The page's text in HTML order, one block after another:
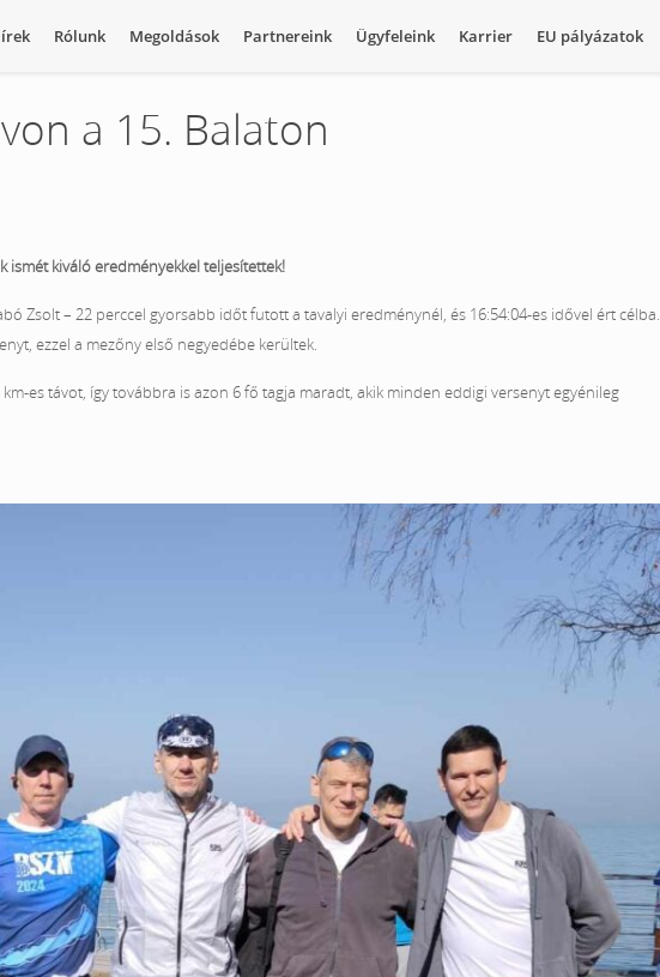
Rólunk Megoldások Partnereink Ügyfeleink Karrier EU pályázatok
a 15. Balaton
kiváló eredményekkel teljesítettek!
Zsolt – 22 perccel gyorsabb időt futott a tavalyi eredménynél, és 16:54:04-es idővel ért célba.
ezzel a mezőny első negyedébe kerültek.
es távot, így továbbra is azon 6 fő tagja maradt, akik minden eddigi versenyt egyénileg